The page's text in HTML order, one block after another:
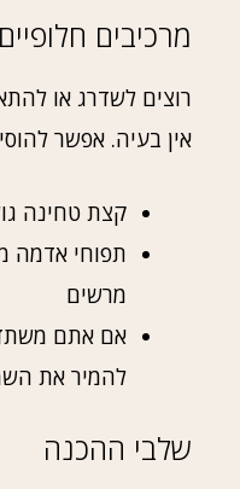
מרכיבים חלופיים
רוצים לשדרג או
אין בעיה. אפשר
קצת טחינה
תפוחי אדמה
מרשים
אם אתם
להמיר את
שלבי ההכנה